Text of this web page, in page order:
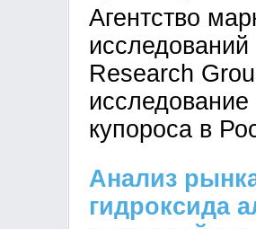
Агентство
Research
купороса в
Анализ
гидроксида